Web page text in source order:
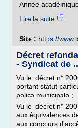
Année
Lire la suite
Site : https://
Décret
- Syndicat de
Vu le décret n°
portant statut
police municipale ;
Vu le décret n°
aux équivalences
aux concours